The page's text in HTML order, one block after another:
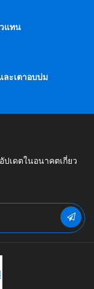
แทน
ะเตาอบบ่ม
ปเดตในอนาคตเกี่ยว